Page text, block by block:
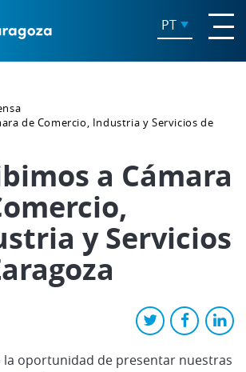
PT
de Comercio, Industria y Servicios de
a Cámara
y Servicios
la oportunidad de presentar nuestras